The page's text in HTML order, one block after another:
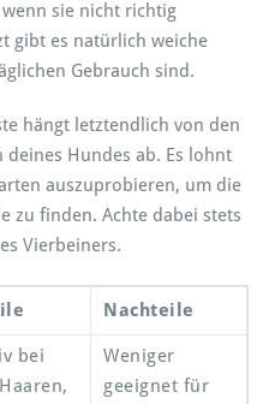
sie nicht richtig
gibt es natürlich weiche
Gebrauch sind.
hängt letztendlich von den
Hundes ab. Es lohnt
auszuprobieren, um die
zu finden. Achte dabei stets
Vierbeiners.
Nachteile
bei
Weniger
geeignet für